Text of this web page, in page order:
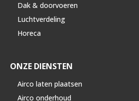
Dak & doorvoeren
Luchtverdeling
Horeca
ONZE DIENSTEN
Airco laten plaatsen
Airco onderhoud